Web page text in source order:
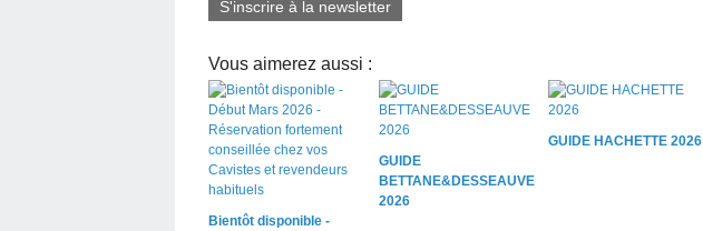
S'inscrire à la newsletter
Vous aimerez aussi :
Bientôt disponible -
GUIDE
BETTANE&DESSEAUVE
2026
GUIDE HACHETTE 2026